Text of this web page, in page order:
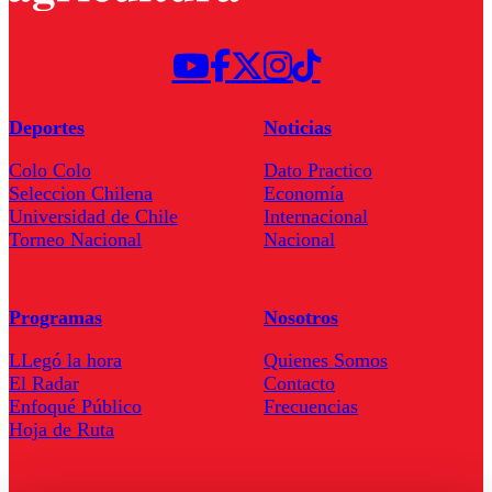
Deportes
Colo Colo
Seleccion Chilena
Universidad de Chile
Torneo Nacional
Noticias
Dato Practico
Economía
Internacional
Nacional
Programas
LLegó la hora
El Radar
Enfoqué Público
Hoja de Ruta
Nosotros
Quienes Somos
Contacto
Frecuencias